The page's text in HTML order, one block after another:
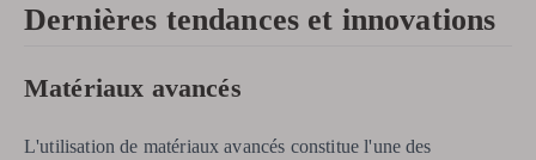
Dernières tendances et innovations
Matériaux avancés
L'utilisation de matériaux avancés constitue l'une des